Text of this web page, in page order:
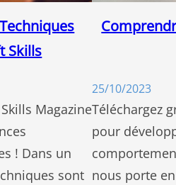
Skills
Magazine
! Dans un
sont
25/10/2023
Téléchargez
pour
nous porte